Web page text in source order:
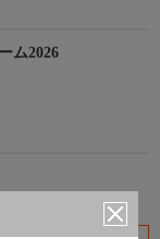
ム2026